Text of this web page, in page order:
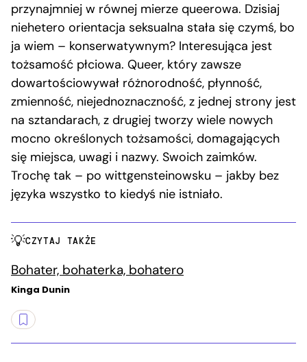
przynajmniej w równej mierze queerowa. Dzisiaj
niehetero orientacja seksualna stała się czymś, bo
ja wiem – konserwatywnym? Interesująca jest
tożsamość płciowa. Queer, który zawsze
dowartościowywał różnorodność, płynność,
zmienność, niejednoznaczność, z jednej strony jest
na sztandarach, z drugiej tworzy wiele nowych
mocno określonych tożsamości, domagających
się miejsca, uwagi i nazwy. Swoich zaimków.
Trochę tak – po wittgensteinowsku – jakby bez
języka wszystko to kiedyś nie istniało.
CZYTAJ TAKŻE
Bohater, bohaterka, bohatero
Kinga Dunin